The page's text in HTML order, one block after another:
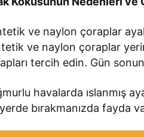
ve naylon çoraplar
ve naylon çoraplar
tercih edin. Gün
havalarda ıslanmış
bırakmanızda fayda